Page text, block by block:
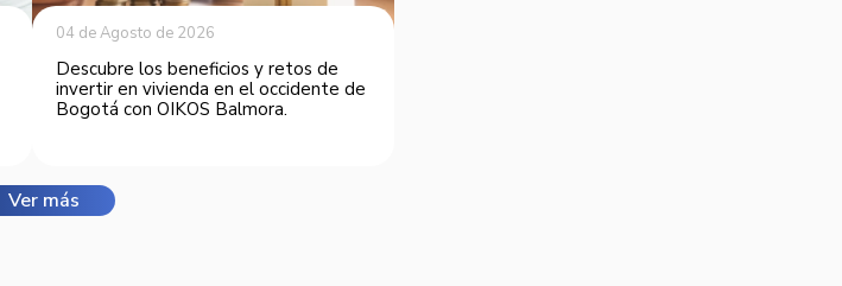
04 de Agosto de 2026
Descubre los beneficios y retos de
invertir en vivienda en el occidente de
Bogotá con OIKOS Balmora.
Ver más